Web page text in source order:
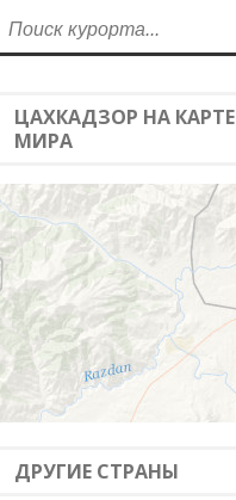
ЦАХКАДЗОР НА КАРТЕ
МИРА
ДРУГИЕ СТРАНЫ